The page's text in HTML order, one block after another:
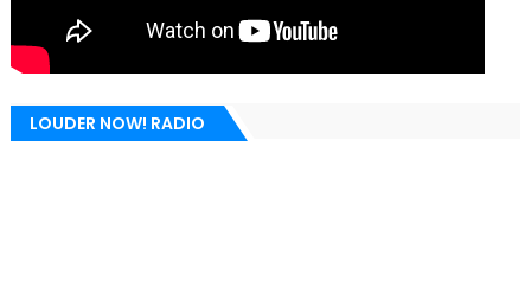
LOUDER NOW! RADIO